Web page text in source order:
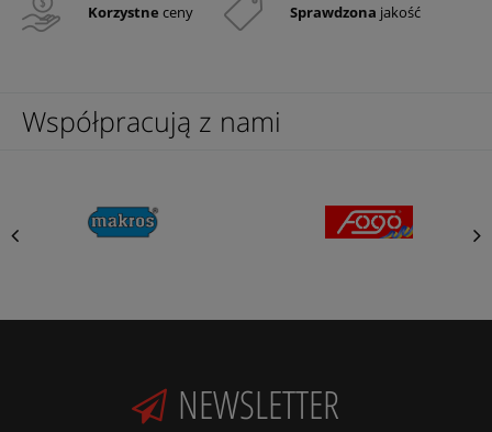
Korzystne ceny Sprawdzona jakość
Współpracują z nami
NEWSLETTER